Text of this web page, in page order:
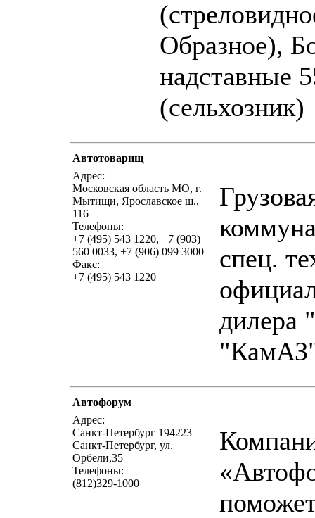
Образное),
надставные
(сельхозник)
Автотоварищ
Адрес:
Московская область МО, г.
Мытищи, Ярославское ш.,
116
Телефоны:
+7 (495) 543 1220, +7 (903)
560 0033, +7 (906) 099 3000
Факс:
+7 (495) 543 1220
спец.
дилера
Автофорум
Адрес:
Санкт-Петербург 194223
Санкт-Петербург, ул.
Орбели,35
Телефоны:
(812)329-1000